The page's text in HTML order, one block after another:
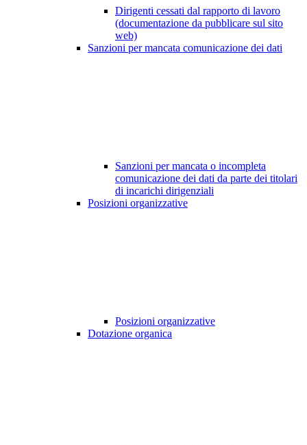
Dirigenti cessati dal rapporto di lavoro
(documentazione da pubblicare sul sito
web)
Sanzioni per mancata comunicazione dei dati
Sanzioni per mancata o incompleta
comunicazione dei dati da parte dei titolari
di incarichi dirigenziali
Posizioni organizzative
Posizioni organizzative
Dotazione organica